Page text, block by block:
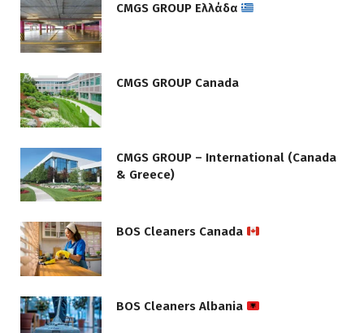
CMGS GROUP Ελλάδα
CMGS GROUP Canada
CMGS GROUP – International (Canada
& Greece)
BOS Cleaners Canada
BOS Cleaners Albania